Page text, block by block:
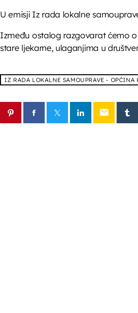
U emisji Iz rada lokalne
Između ostalog razgovarat ćemo
stare ljekarne, ulaganjima u
IZ RADA LOKALNE SAMOUPRAVE - OPĆINA
email